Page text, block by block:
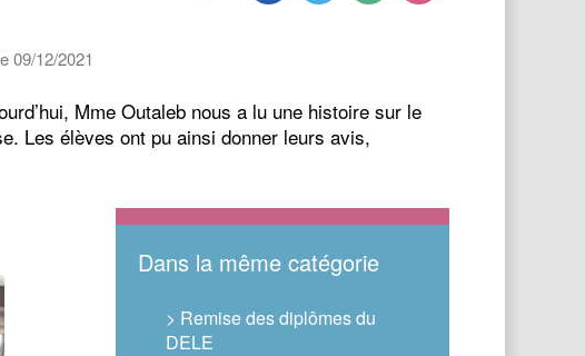
09/12/2021
Mme Outaleb nous a lu une histoire sur le
Les élèves ont pu ainsi donner leurs avis,
Dans la même catégorie
> Remise des diplômes du
DELE